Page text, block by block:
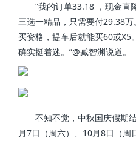
“我的订单33.18 ，现金直
三选一精品，只需要付29.38
买资格，提车后就能买60或X5
确实挺着迷。”@臧智渊说道。
不知不觉，中秋国庆假期结
月7日（周六）、10月8日（